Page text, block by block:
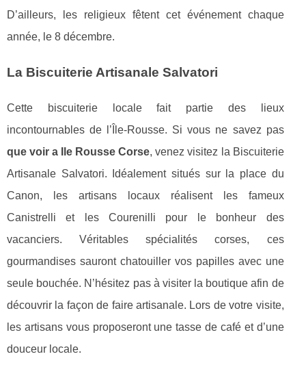
D’ailleurs, les religieux fêtent cet événement chaque
année, le 8 décembre.
La Biscuiterie Artisanale Salvatori
Cette biscuiterie locale fait partie des lieux
incontournables de l’Île-Rousse. Si vous ne savez pas
que voir a Ile Rousse Corse, venez visitez la Biscuiterie
Artisanale Salvatori. Idéalement situés sur la place du
Canon, les artisans locaux réalisent les fameux
Canistrelli et les Courenilli pour le bonheur des
vacanciers. Véritables spécialités corses, ces
gourmandises sauront chatouiller vos papilles avec une
seule bouchée. N’hésitez pas à visiter la boutique afin de
découvrir la façon de faire artisanale. Lors de votre visite,
les artisans vous proposeront une tasse de café et d’une
douceur locale.